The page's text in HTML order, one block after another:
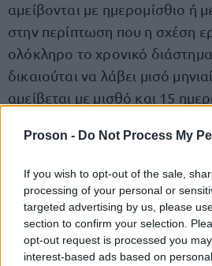
Proson - Do Not Process My
If you wish to opt-out of the sale,
processing of your personal or
targeted advertising by us, please
section to confirm your selection.
opt-out request is processed you
interest-based ads based on
αμείβονται με ημερομίσθιο ή
στην περίπτωση που η σχέση
ολόκληρο το χρονικό
δικαιούται να λάβει μισό
αμείβεται με μισθό και 15
Σε περίπτωση όμως
που η
κάποιου μισθωτού με τον
διάρκεια ολόκληρο το
διάστημα , δικαιούται να
οποία υπολογίζεται, ως εξής: